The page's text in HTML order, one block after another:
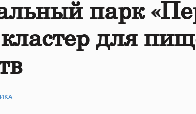
парк
кластер для